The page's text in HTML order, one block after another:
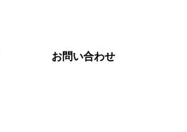
お問い合わせ